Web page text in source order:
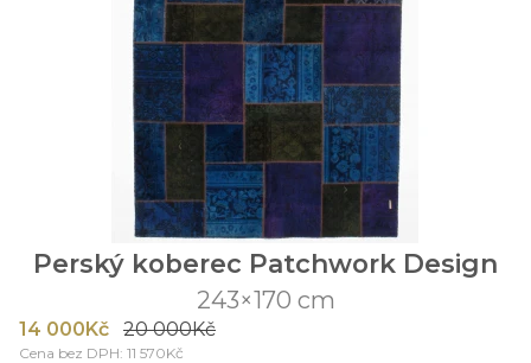
Perský koberec Patchwork Design
243×170 cm
14 000Kč 20 000Kč
Cena bez DPH: 11 570Kč